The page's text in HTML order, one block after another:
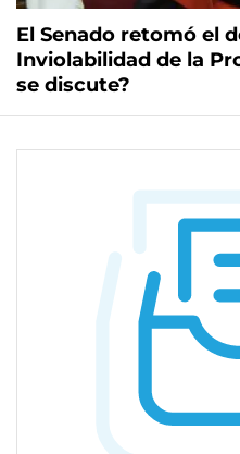
El Senado retomó el
Inviolabilidad de la
se discute?